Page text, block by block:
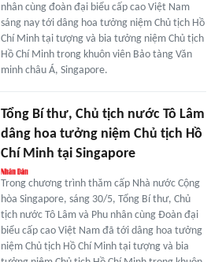
nhân cùng đoàn đại biểu cấp cao Việt Nam
sáng nay tới dâng hoa tưởng niệm Chủ tịch Hồ
Chí Minh tại tượng và bia tưởng niệm Chủ tịch
Hồ Chí Minh trong khuôn viên Bảo tàng Văn
minh châu Á, Singapore.
Tổng Bí thư, Chủ tịch nước Tô Lâm
dâng hoa tưởng niệm Chủ tịch Hồ
Chí Minh tại Singapore
Trong chương trình thăm cấp Nhà nước Cộng
hòa Singapore, sáng 30/5, Tổng Bí thư, Chủ
tịch nước Tô Lâm và Phu nhân cùng Đoàn đại
biểu cấp cao Việt Nam đã tới dâng hoa tưởng
niệm Chủ tịch Hồ Chí Minh tại tượng và bia